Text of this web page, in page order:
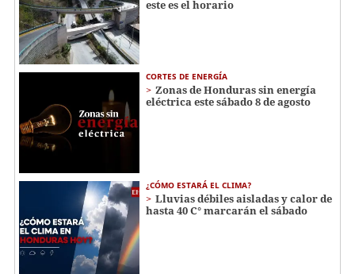
este es el horario
CORTES DE ENERGÍA
Zonas de Honduras sin energía
eléctrica este sábado 8 de agosto
¿CÓMO ESTARÁ EL CLIMA?
Lluvias débiles aisladas y calor de
hasta 40 C° marcarán el sábado